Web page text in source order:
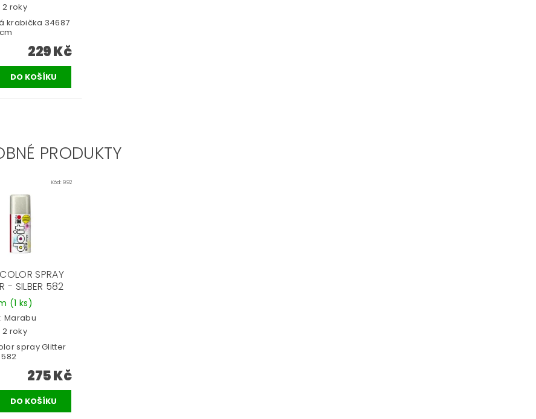
2 roky
krabička 34687
229 Kč
PRODUKTY
Kód:992
SPRAY
- SILBER 582
(1 ks)
Marabu
2 roky
spray Glitter
275 Kč